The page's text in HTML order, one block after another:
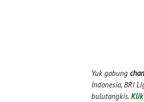
Yuk gabung
Indonesia, BRI
bulutangkis. Klik